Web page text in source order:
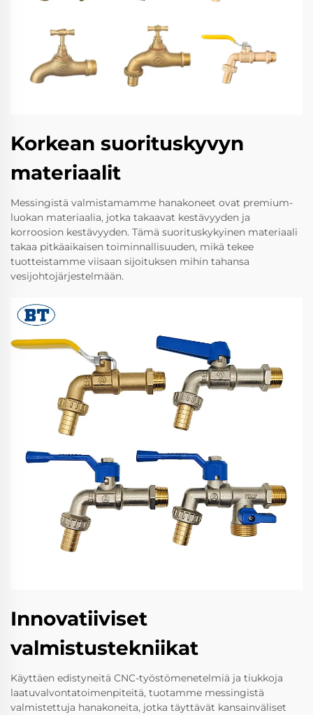
Korkean suorituskyvyn
materiaalit
Messingistä valmistamamme hanakoneet ovat premium-
luokan materiaalia, jotka takaavat kestävyyden ja
korroosion kestävyyden. Tämä suorituskykyinen materiaali
takaa pitkäaikaisen toiminnallisuuden, mikä tekee
tuotteistamme viisaan sijoituksen mihin tahansa
vesijohtojärjestelmään.
Innovatiiviset
valmistustekniikat
Käyttäen edistyneitä CNC-työstömenetelmiä ja tiukkoja
laatuvalvontatoimenpiteitä, tuotamme messingistä
valmistettuja hanakoneita, jotka täyttävät kansainväliset